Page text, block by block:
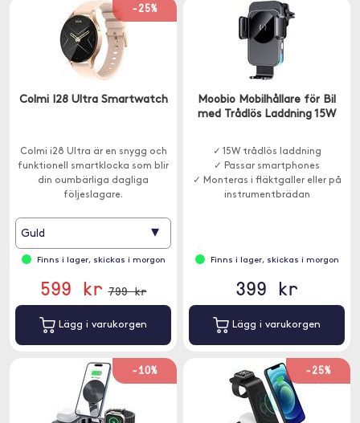
-25%
Colmi I28 Ultra Smartwatch
Colmi i28 Ultra är en snygg och
funktionell smartklocka som blir
din oumbärliga dagliga
följeslagare.
Guld ▾
Finns i lager, skickas i morgon
599 kr 799 kr
Lägg i varukorgen
Moobio Mobilhållare för Bil
med Trådlös Laddning 15W
✓ 15W trådlös laddning
✓ Passar smartphones
✓ Monteras i fläktgaller eller på
instrumentbrädan
Finns i lager, skickas i morgon
399 kr
Lägg i varukorgen
-10% -25%